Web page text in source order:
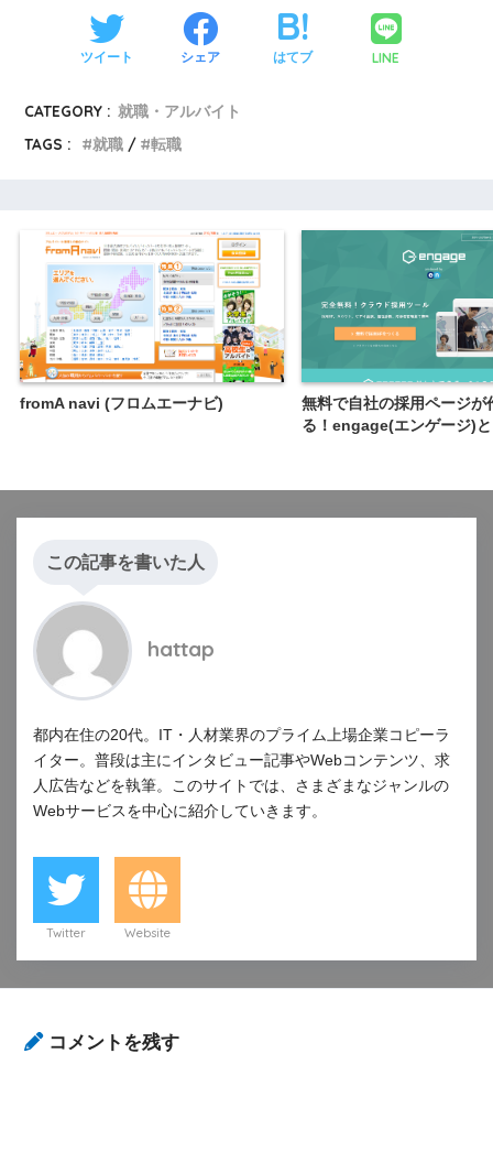
ツイート シェア はてブ LINE
CATEGORY : 就職・アルバイト
TAGS :
就職 転職
fromA navi (フロムエーナビ)
無料で自社の採用ページが
る！engage(エンゲージ)
この記事を書いた人
hattap
都内在住の20代。IT・人材業界のプライム上場企業コピーラ
イター。普段は主にインタビュー記事やWebコンテンツ、求
人広告などを執筆。このサイトでは、さまざまなジャンルの
Webサービスを中心に紹介していきます。
Twitter Website
コメントを残す